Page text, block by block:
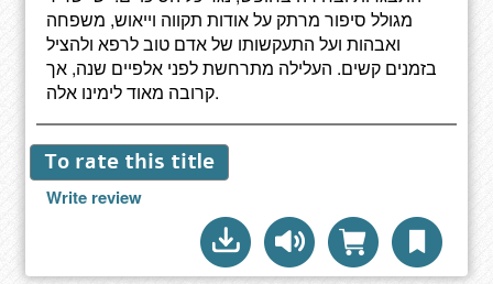
מגולל סיפור מרתק על אודות תקווה וייאוש, משפחה
ואבהות ועל התעקשותו של אדם טוב לרפא ולהציל
בזמנים קשים. העלילה מתרחשת לפני אלפיים שנה, אך
קרובה מאוד לימינו אלה.
To rate this title
Write review